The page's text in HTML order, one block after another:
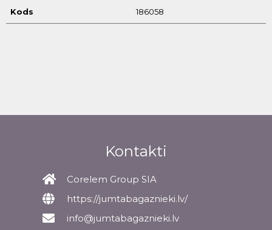
Kods 186058
Kontakti
Corelem Group SIA
https://jumtabagaznieki.lv/
info@jumtabagaznieki.lv